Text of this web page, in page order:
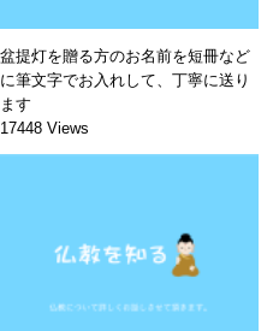
盆提灯を贈る方のお名前を短冊など
に筆文字でお入れして、丁寧に送り
ます
17448 Views